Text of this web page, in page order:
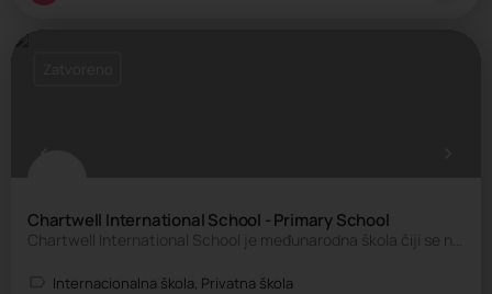
Chartwell International School - Primary School
Chartwell International School je međunarodna škola čiji se nastavni plan i program zasniva na britanskom…
Internacionalna škola, Privatna škola